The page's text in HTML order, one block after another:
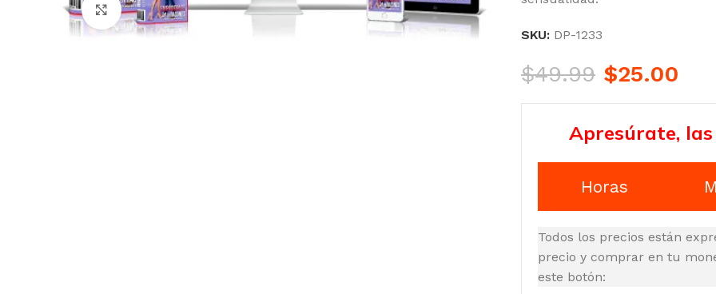
Click para agrandar
SKU: DP-1233
$49.99 $25.00
Apresúrate,
Horas
Todos los precios están
precio y comprar en tu
este botón: